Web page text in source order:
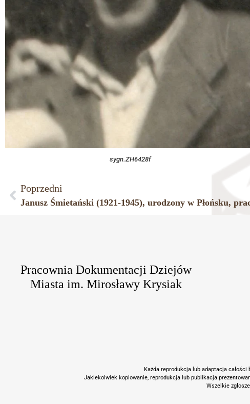
sygn.ZH6428f
Poprzedni
Pracownia Dokumentacji Dziejów
Miasta im. Mirosławy Krysiak
Każda reprodukcja lub adaptacja
Jakiekolwiek kopiowanie, reprodukcja lub publikacja
Wszelkie